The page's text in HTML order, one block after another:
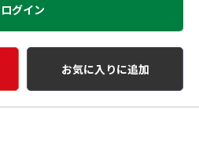
ログイン
お気に入りに追加